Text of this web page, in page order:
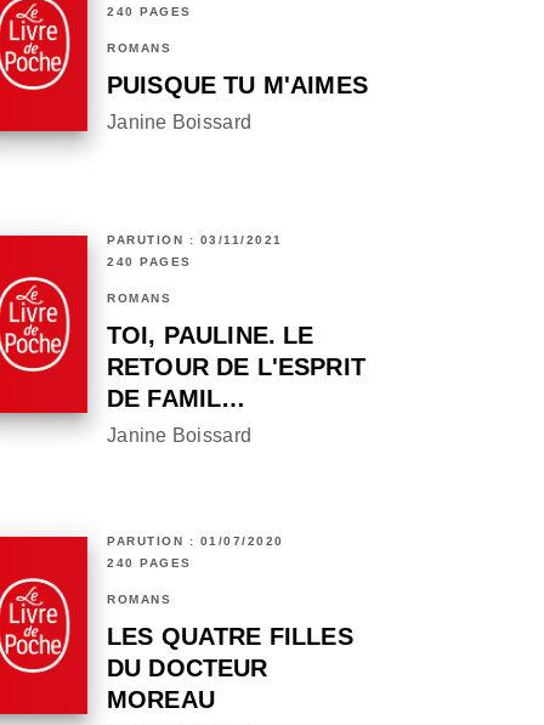
240 PAGES
ROMANS
PUISQUE TU M'AIMES
Janine Boissard
PARUTION : 03/11/2021
240 PAGES
ROMANS
TOI, PAULINE. LE
RETOUR DE L'ESPRIT
DE FAMIL…
Janine Boissard
PARUTION : 01/07/2020
240 PAGES
ROMANS
LES QUATRE FILLES
DU DOCTEUR
MOREAU